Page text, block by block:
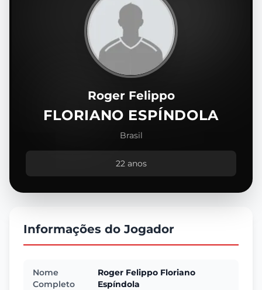
Roger Felippo
FLORIANO ESPÍNDOLA
Brasil
22 anos
Informações do Jogador
Nome
Completo
Roger Felippo Floriano
Espíndola